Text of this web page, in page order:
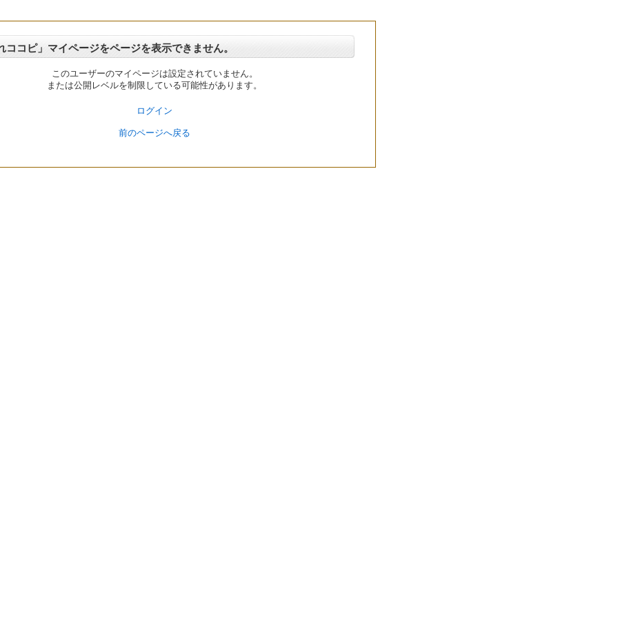
ココピ」マイページをページを表示できません。
このユーザーのマイページは設定されていません。
または公開レベルを制限している可能性があります。
ログイン
前のページへ戻る